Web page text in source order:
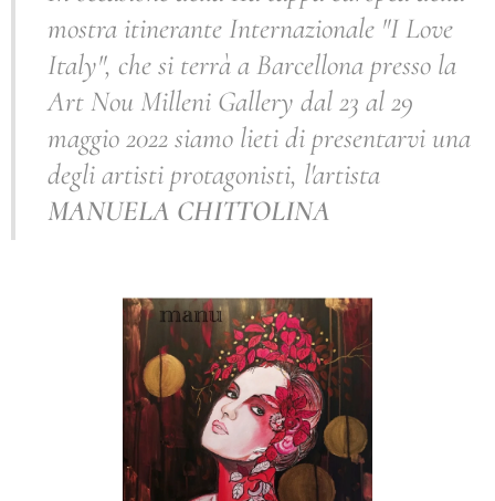
mostra itinerante Internazionale "I Love
Italy", che si terrà a Barcellona presso la
Art Nou Milleni Gallery dal 23 al 29
maggio 2022 siamo lieti di presentarvi una
degli artisti protagonisti, l'artista
MANUELA CHITTOLINA